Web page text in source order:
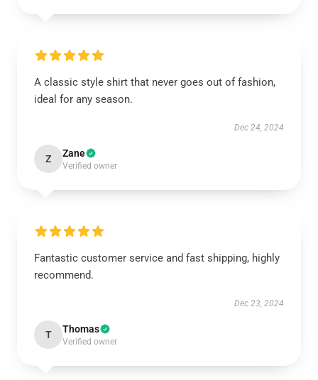
A classic style shirt that never goes out of fashion,
ideal for any season.
Dec 24, 2024
Z Zane
Verified owner
Fantastic customer service and fast shipping, highly
recommend.
Dec 23, 2024
T Thomas
Verified owner